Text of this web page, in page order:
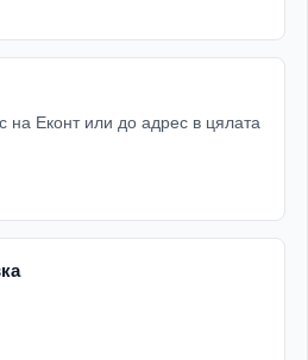
Еконт или до адрес в цялата